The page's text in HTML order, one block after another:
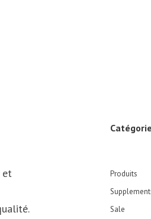
et
Produits
Sale